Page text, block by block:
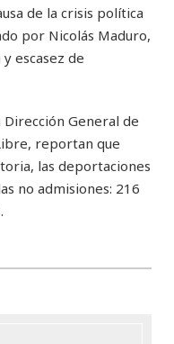
de la crisis política
por Nicolás Maduro,
escasez de
General de
reportan que
las deportaciones
no admisiones: 216